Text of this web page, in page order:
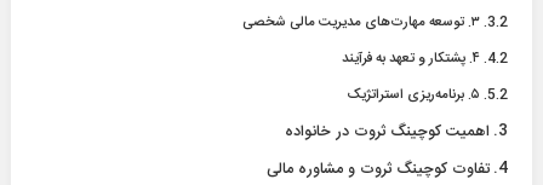
۳. توسعه مهارت‌های مدیریت مالی شخصی
۴. پشتکار و تعهد به فرآیند
۵. برنامه‌ریزی استراتژیک
اهمیت کوچینگ ثروت در خانواده
تفاوت کوچینگ ثروت و مشاوره مالی